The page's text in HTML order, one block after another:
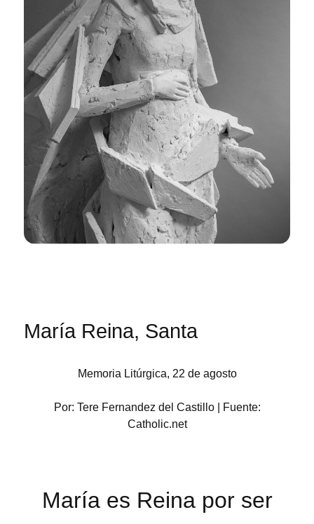
María Reina, Santa
Memoria Litúrgica, 22 de agosto
Por: Tere Fernandez del Castillo | Fuente:
Catholic.net
María es Reina por ser